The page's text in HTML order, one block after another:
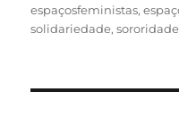
em
espaçosfeministas,
solidariedade,sororidade